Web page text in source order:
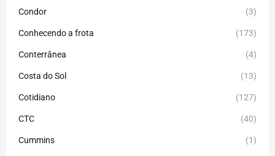
Condor (3)
Conhecendo a frota (173)
Conterrânea (4)
Costa do Sol (13)
Cotidiano (127)
CTC (40)
Cummins (1)